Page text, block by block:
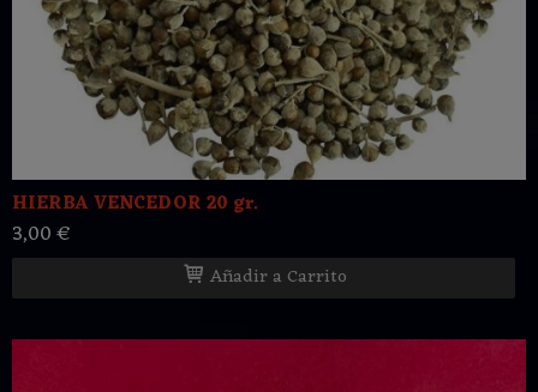
HIERBA VENCEDOR 20 gr.
3,00 €
Añadir a Carrito